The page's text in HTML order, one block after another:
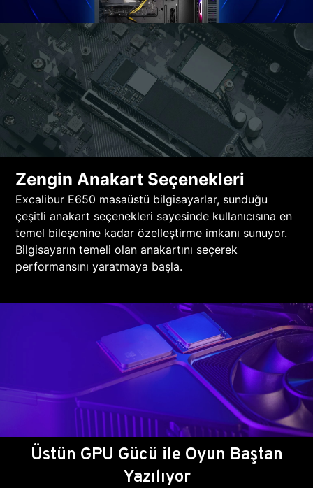
Zengin Anakart Seçenekleri
Excalibur E650 masaüstü bilgisayarlar, sunduğu
çeşitli anakart seçenekleri sayesinde kullanıcısına en
temel bileşenine kadar özelleştirme imkanı sunuyor.
Bilgisayarın temeli olan anakartını seçerek
performansını yaratmaya başla.
Üstün GPU Gücü ile Oyun Baştan
Yazılıyor